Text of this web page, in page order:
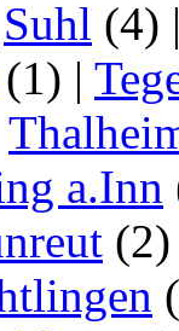
Suhl (4)
(1) |
a.Inn